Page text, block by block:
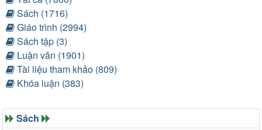
Sách (1716)
Giáo trình (2994)
Sách tập (3)
Luận văn (1901)
Tài liệu tham khảo (809)
Khóa luận (383)
Sách